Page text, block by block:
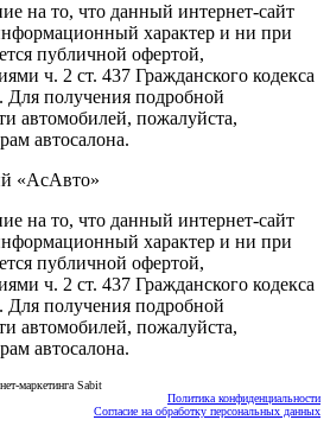
на то, что данный интернет-сайт
характер и ни при
публичной офертой,
ч. 2 ст. 437 Гражданского кодекса
Для получения подробной
автомобилей, пожалуйста,
автосалона.
«‎АсАвто»
на то, что данный интернет-сайт
характер и ни при
публичной офертой,
ч. 2 ст. 437 Гражданского кодекса
Для получения подробной
автомобилей, пожалуйста,
автосалона.
маркетинга Sabit
Политика конфиденциальности
Согласие на обработку персональных данных